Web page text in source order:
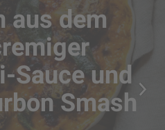
aus dem
Sauce und
Smash